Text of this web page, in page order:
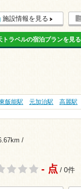
施設情報を見る
トラベルの宿泊プランを見る
飯能駅 元加治駅 高麗駅
/
- 点 / 0件